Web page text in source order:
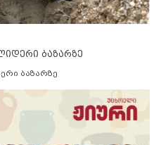
ბაზარზე
ბაზარზე